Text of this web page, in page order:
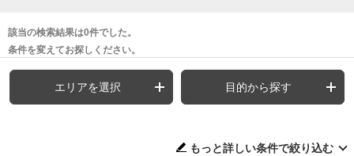
該当の検索結果は0件でした。
条件を変えてお探しください。
エリアを選択 目的から探す
もっと詳しい条件で絞り込む